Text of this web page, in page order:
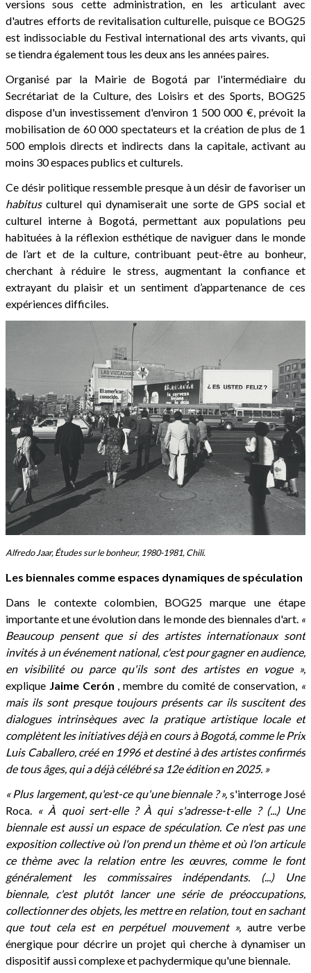
versions sous cette administration, en les articulant avec
d'autres efforts de revitalisation culturelle, puisque ce BOG25
est indissociable du Festival international des arts vivants, qui
se tiendra également tous les deux ans les années paires.
Organisé par la Mairie de Bogotá par l'intermédiaire du
Secrétariat de la Culture, des Loisirs et des Sports, BOG25
dispose d'un investissement d'environ 1 500 000 €, prévoit la
mobilisation de 60 000 spectateurs et la création de plus de 1
500 emplois directs et indirects dans la capitale, activant au
moins 30 espaces publics et culturels.
Ce désir politique ressemble presque à un désir de favoriser un
habitusculturel qui dynamiserait une sorte de GPS social et
culturel interne à Bogotá, permettant aux populations peu
habituées à la réflexion esthétique de naviguer dans le monde
de l’art et de la culture, contribuant peut-être au bonheur,
cherchant à réduire le stress, augmentant la confiance et
extrayant du plaisir et un sentiment d’appartenance de ces
expériences difficiles.
Alfredo Jaar, Études sur le bonheur, 1980-1981, Chili.
Les biennales comme espaces dynamiques de spéculation
Dans le contexte colombien, BOG25 marque une étape
importante et une évolution dans le monde des biennales d'art. «
Beaucoup pensent que si des artistes internationaux sont
invités à un événement national, c'est pour gagner en audience,
en visibilité ou parce qu'ils sont des artistes en vogue »,
explique Jaime Cerón , membre du comité de conservation, «
mais ils sont presque toujours présents car ils suscitent des
dialogues intrinsèques avec la pratique artistique locale et
complètent les initiatives déjà en cours à Bogotá, comme le Prix
Luis Caballero, créé en 1996 et destiné à des artistes confirmés
de tous âges, qui a déjà célébré sa 12e édition en 2025. »
« Plus largement, qu'est-ce qu'une biennale ? », s'interroge José
Roca. « À quoi sert-elle ? À qui s'adresse-t-elle ? (...) Une
biennale est aussi un espace de spéculation. Ce n'est pas une
exposition collective où l'on prend un thème et où l'on articule
ce thème avec la relation entre les œuvres, comme le font
généralement les commissaires indépendants. (...) Une
biennale, c'est plutôt lancer une série de préoccupations,
collectionner des objets, les mettre en relation, tout en sachant
que tout cela est en perpétuel mouvement », autre verbe
énergique pour décrire un projet qui cherche à dynamiser un
dispositif aussi complexe et pachydermique qu'une biennale.